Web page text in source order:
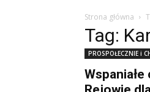
Strona główna
Tag:
PROSPOŁECZNIE i